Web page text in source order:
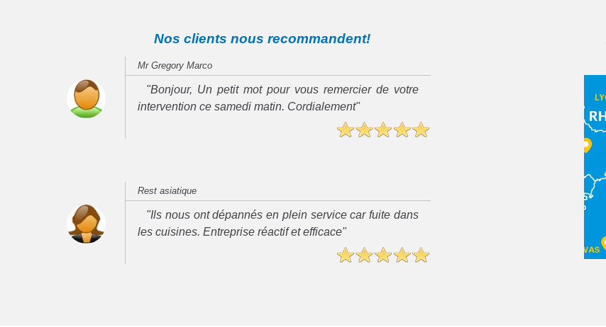
Nos clients nous recommandent!
Mr Gregory Marco
"Bonjour, Un petit mot pour vous remercier de votre
intervention ce samedi matin. Cordialement"
Rest asiatique
"Ils nous ont dépannés en plein service car fuite dans
les cuisines. Entreprise réactif et efficace"